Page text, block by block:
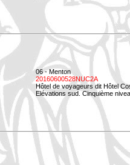
06 - Menton
20160600528NUC2A
Hôtel de voyageurs dit Hôtel
Elévations sud. Cinquième